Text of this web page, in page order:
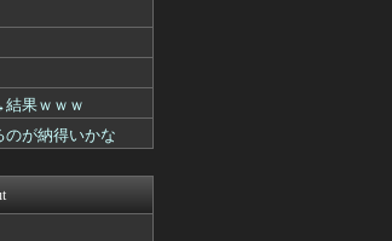
ラブ...
報‼︎
レッド
信場-
| ラブ...
速報
果ｗｗｗ
のが納得いかな